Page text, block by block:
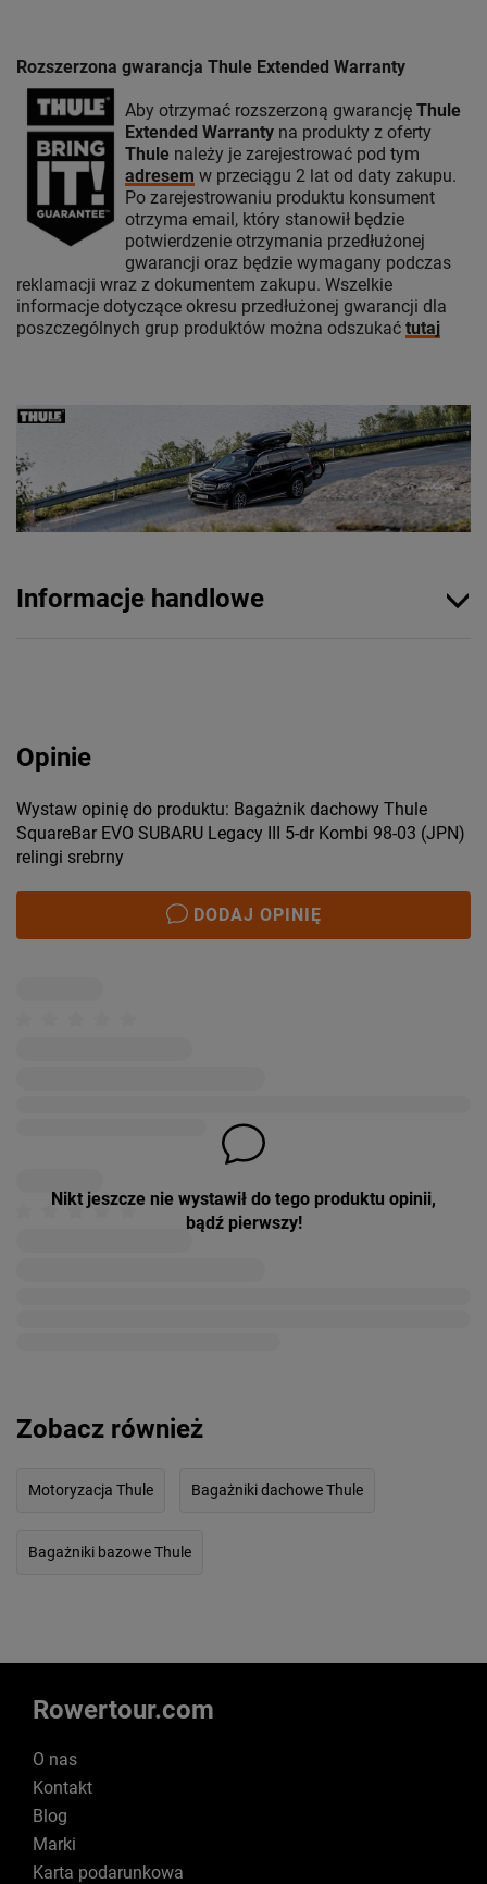
Rozszerzona gwarancja Thule Extended Warranty
Aby otrzymać rozszerzoną gwarancję Thule
Extended Warranty na produkty z oferty
Thule należy je zarejestrować pod tym
adresem w przeciągu 2 lat od daty zakupu.
Po zarejestrowaniu produktu konsument
otrzyma email, który stanowił będzie
potwierdzenie otrzymania przedłużonej
gwarancji oraz będzie wymagany podczas
reklamacji wraz z dokumentem zakupu. Wszelkie
informacje dotyczące okresu przedłużonej gwarancji dla
poszczególnych grup produktów można odszukać tutaj
Informacje handlowe
Opinie
Wystaw opinię do produktu: Bagażnik dachowy Thule
SquareBar EVO SUBARU Legacy III 5-dr Kombi 98-03 (JPN)
relingi srebrny
DODAJ OPINIĘ
Nikt jeszcze nie wystawił do tego produktu opinii,
bądź pierwszy!
Zobacz również
Motoryzacja Thule Bagażniki dachowe Thule
Bagażniki bazowe Thule
Rowertour.com
O nas
Kontakt
Blog
Marki
Karta podarunkowa